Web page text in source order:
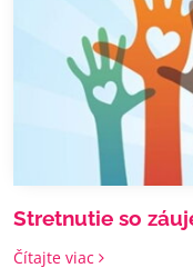
Stretnutie so
Čítajte viac